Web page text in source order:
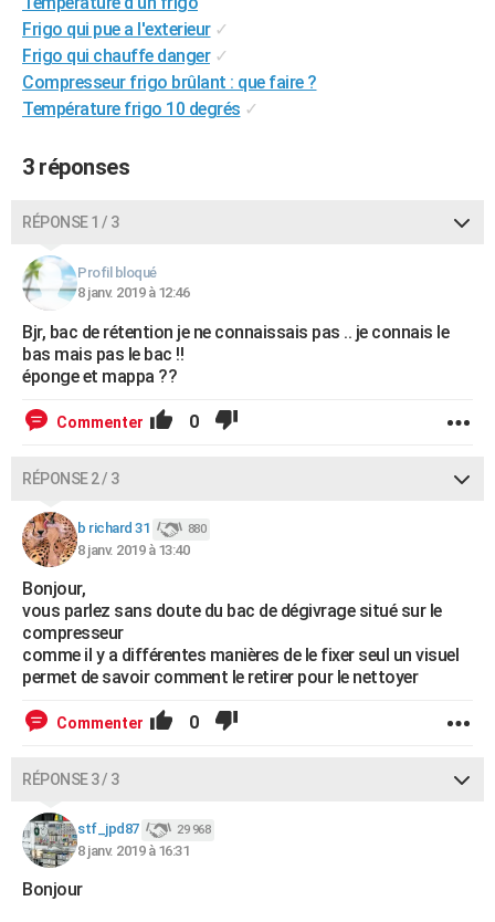
Destinations
City break
Voyage nature
Voyage de noces
Forum
Climat
+PHOTO
GUIDES D'ACHAT
BONS PLANS
CARTE DE VOEUX
COPAINS D'AVANT
S'inscrire
Se connecter
Lycées
Collèges
Primaires
Universités
Entreprises
Service militaire
Avis de recherche
AVIS DE DÉCÈS
FORUM
Bricolage
Lifestyle
Culture
Sport
Auto
Television
Voyage
Cinema
Frigo qui pue a l'exterieur ✓
Frigo qui chauffe danger ✓
Compresseur frigo brûlant : que faire ?
Température frigo 10 degrés ✓
3 réponses
RÉPONSE 1 / 3
Profil bloqué
8 janv. 2019 à 12:46
Bjr, bac de rétention je ne connaissais pas .. je connais le
bas mais pas le bac !!
éponge et mappa ??
Commenter 0
RÉPONSE 2 / 3
b richard 31 880
8 janv. 2019 à 13:40
Bonjour,
vous parlez sans doute du bac de dégivrage situé sur le
compresseur
comme il y a différentes manières de le fixer seul un visuel
permet de savoir comment le retirer pour le nettoyer
Commenter 0
RÉPONSE 3 / 3
stf_jpd87 29 968
8 janv. 2019 à 16:31
Bonjour